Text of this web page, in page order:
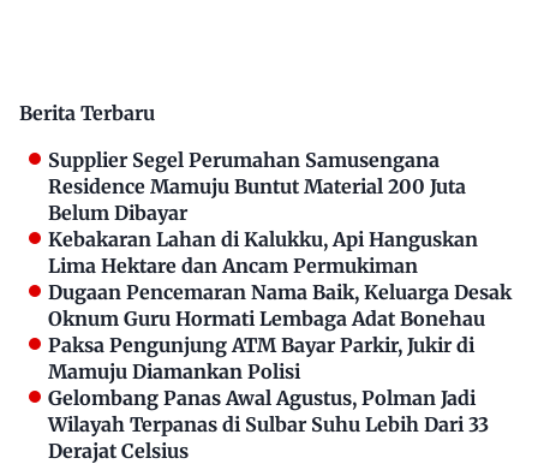
Berita Terbaru
Supplier Segel Perumahan Samusengana
Residence Mamuju Buntut Material 200 Juta
Belum Dibayar
Kebakaran Lahan di Kalukku, Api Hanguskan
Lima Hektare dan Ancam Permukiman
Dugaan Pencemaran Nama Baik, Keluarga Desak
Oknum Guru Hormati Lembaga Adat Bonehau
Paksa Pengunjung ATM Bayar Parkir, Jukir di
Mamuju Diamankan Polisi
Gelombang Panas Awal Agustus, Polman Jadi
Wilayah Terpanas di Sulbar Suhu Lebih Dari 33
Derajat Celsius